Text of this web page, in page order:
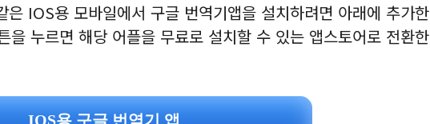
은 IOS용 모바일에서 구글 번역기앱을 설치하려면 아래에 추가한
을 누르면 해당 어플을 무료로 설치할 수 있는 앱스토어로 전환한
IOS용 구글 번역기 앱